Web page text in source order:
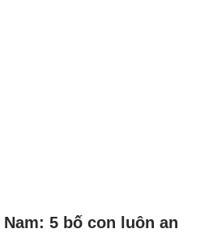
5 bố con luôn an